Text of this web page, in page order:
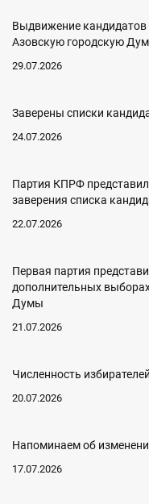
Выдвижение
Азовскую городскую
29.07.2026
Заверены списки
24.07.2026
Партия КПРФ
заверения списка
22.07.2026
Первая партия
дополнительных
Думы
21.07.2026
Численность
20.07.2026
Напоминаем об
17.07.2026